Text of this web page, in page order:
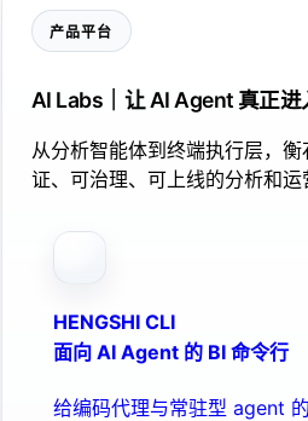
产品平台
AI Labs｜让 AI Agent 真正
从分析智能体到终端执行层，
证、可治理、可上线的分析和运
HENGSHI CLI
面向 AI Agent 的 BI 命令行
给编码代理与常驻型 agent